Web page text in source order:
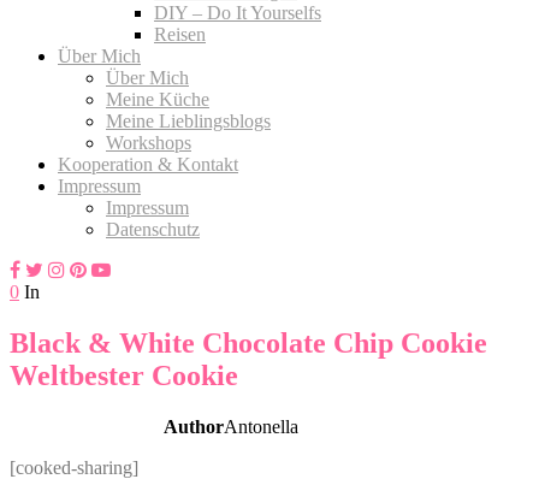
DIY – Do It Yourselfs
Reisen
Über Mich
Über Mich
Meine Küche
Meine Lieblingsblogs
Workshops
Kooperation & Kontakt
Impressum
Impressum
Datenschutz
0 In
Black & White Chocolate Chip Cookie
Weltbester Cookie
AuthorAntonella
[cooked-sharing]